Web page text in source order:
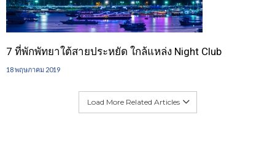
7 ที่พักพัทยาใต้สายประหยัด ใกล้แหล่ง Night Club
18 พฤษภาคม 2019
Load More Related Articles